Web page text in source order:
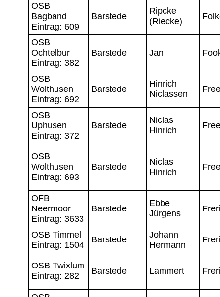
OSB
Bagband
Eintrag: 609
Barstede
Ripcke
(Riecke)
OSB
Ochtelbur
Eintrag: 382
Barstede Jan
OSB
Wolthusen
Eintrag: 692
Barstede
Hinrich
Niclassen
OSB
Uphusen
Eintrag: 372
Barstede
Niclas
Hinrich
OSB
Wolthusen
Eintrag: 693
Barstede
Niclas
Hinrich
OFB
Neermoor
Eintrag: 3633
Barstede
Ebbe
Jürgens
OSB Timmel
Eintrag: 1504
Barstede
Johann
Hermann
OSB Twixlum
Eintrag: 282
Barstede Lammert